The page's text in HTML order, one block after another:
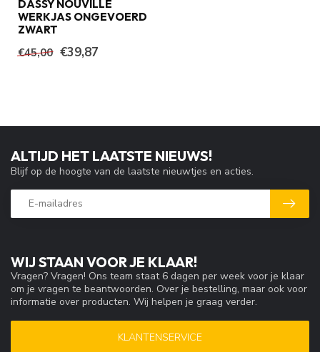
DASSY NOUVILLE
WERKJAS ONGEVOERD
ZWART
€45,00 €39,87
WIJ STAAN VOOR JE KLAAR!
Vragen? Vragen! Ons team staat 6 dagen per week voor je klaar
om je vragen te beantwoorden. Over je bestelling, maar ook voor
informatie over producten. Wij helpen je graag verder.
KLANTENSERVICE
ALTIJD HET LAATSTE NIEUWS!
Blijf op de hoogte van de laatste nieuwtjes en acties.